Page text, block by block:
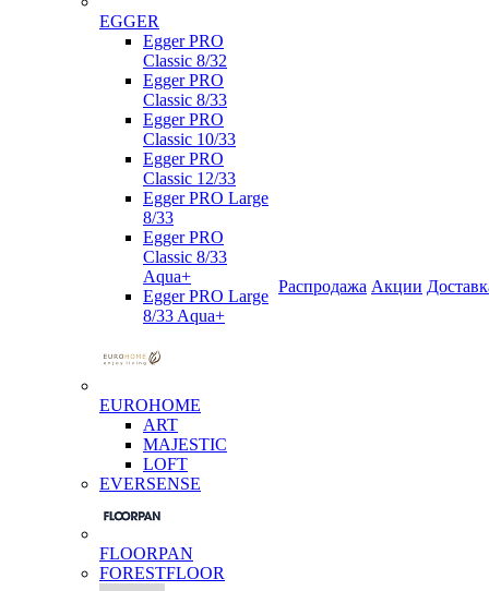
EGGER
Egger PRO
Classic 8/32
Egger PRO
Classic 8/33
Egger PRO
Classic 10/33
Egger PRO
Classic 12/33
Egger PRO Large
8/33
Egger PRO
Classic 8/33
Aqua+
Egger PRO Large
8/33 Aqua+
EUROHOME
ART
MAJESTIC
LOFT
EVERSENSE
FLOORPAN
FORESTFLOOR
Распродажа Акции